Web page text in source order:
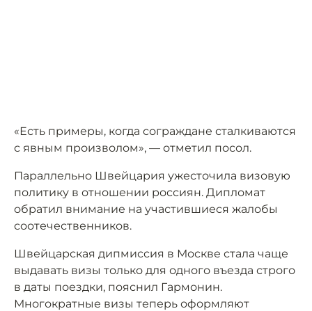
«Есть примеры, когда сограждане сталкиваются
с явным произволом», — отметил посол.
Параллельно Швейцария ужесточила визовую
политику в отношении россиян. Дипломат
обратил внимание на участившиеся жалобы
соотечественников.
Швейцарская дипмиссия в Москве стала чаще
выдавать визы только для одного въезда строго
в даты поездки, пояснил Гармонин.
Многократные визы теперь оформляют